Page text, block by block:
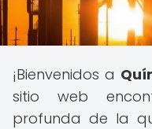
¡Bienvenidos a
sitio web
profunda de la